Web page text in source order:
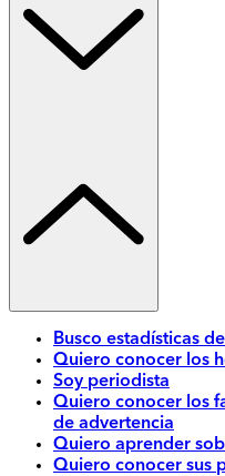
Busco estadísticas
Quiero conocer los
Soy periodista
Quiero conocer los
de advertencia
Quiero aprender
Quiero conocer sus